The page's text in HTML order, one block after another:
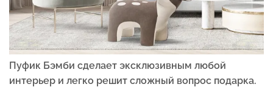
Пуфик Бэмби сделает эксклюзивным любой
интерьер и легко решит сложный вопрос подарка.